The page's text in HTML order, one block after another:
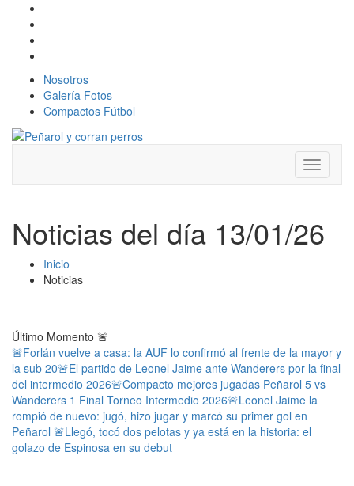
Nosotros
Galería Fotos
Compactos Fútbol
Toggle
Noticias del día 13/01/26
Inicio
Noticias
Último Momento 🚨
🚨Forlán vuelve a casa: la AUF lo confirmó al frente de la mayor y
la sub 20🚨El partido de Leonel Jaime ante Wanderers por la final
del intermedio 2026🚨Compacto mejores jugadas Peñarol 5 vs
Wanderers 1 Final Torneo Intermedio 2026🚨Leonel Jaime la
rompió de nuevo: jugó, hizo jugar y marcó su primer gol en
Peñarol 🚨Llegó, tocó dos pelotas y ya está en la historia: el
golazo de Espinosa en su debut